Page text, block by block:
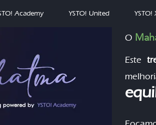
Academy YSTO! United YSTO!
O
Este